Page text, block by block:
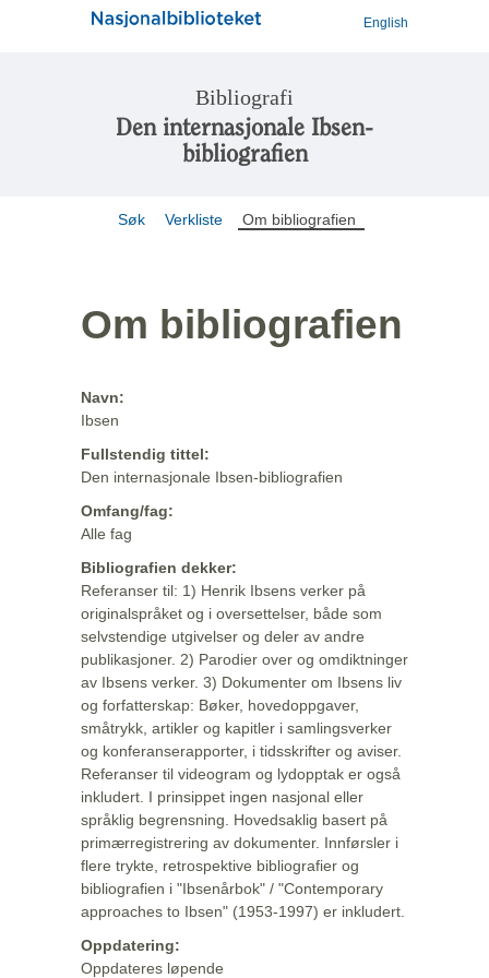
English
Bibliografi
Den internasjonale Ibsen-
bibliografien
Søk Verkliste Om bibliografien
Om bibliografien
Navn:
Ibsen
Fullstendig tittel:
Den internasjonale Ibsen-bibliografien
Omfang/fag:
Alle fag
Bibliografien dekker:
Referanser til: 1) Henrik Ibsens verker på
originalspråket og i oversettelser, både som
selvstendige utgivelser og deler av andre
publikasjoner. 2) Parodier over og omdiktninger
av Ibsens verker. 3) Dokumenter om Ibsens liv
og forfatterskap: Bøker, hovedoppgaver,
småtrykk, artikler og kapitler i samlingsverker
og konferanserapporter, i tidsskrifter og aviser.
Referanser til videogram og lydopptak er også
inkludert. I prinsippet ingen nasjonal eller
språklig begrensning. Hovedsaklig basert på
primærregistrering av dokumenter. Innførsler i
flere trykte, retrospektive bibliografier og
bibliografien i "Ibsenårbok" / "Contemporary
approaches to Ibsen" (1953-1997) er inkludert.
Oppdatering:
Oppdateres løpende